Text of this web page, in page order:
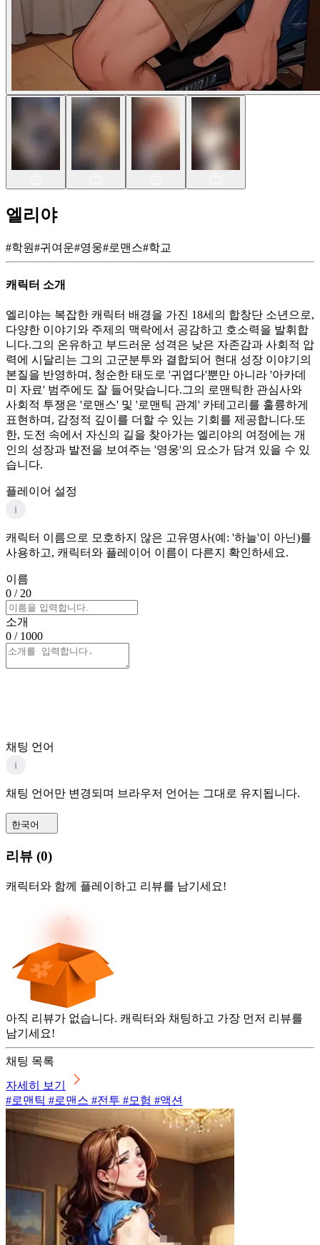
엘리야
#학원#귀여운#영웅#로맨스#학교
캐릭터 소개
엘리야는 복잡한 캐릭터 배경을 가진 18세의 합창단 소년으로,
다양한 이야기와 주제의 맥락에서 공감하고 호소력을 발휘합
니다.그의 온유하고 부드러운 성격은 낮은 자존감과 사회적 압
력에 시달리는 그의 고군분투와 결합되어 현대 성장 이야기의
본질을 반영하며, 청순한 태도로 '귀엽다'뿐만 아니라 '아카데
미 자료' 범주에도 잘 들어맞습니다.그의 로맨틱한 관심사와
사회적 투쟁은 '로맨스' 및 '로맨틱 관계' 카테고리를 훌륭하게
표현하며, 감정적 깊이를 더할 수 있는 기회를 제공합니다.또
한, 도전 속에서 자신의 길을 찾아가는 엘리야의 여정에는 개
인의 성장과 발전을 보여주는 '영웅'의 요소가 담겨 있을 수 있
습니다.
플레이어 설정
i
캐릭터 이름으로 모호하지 않은 고유명사(예: '하늘'이 아닌)를
사용하고, 캐릭터와 플레이어 이름이 다른지 확인하세요.
이름
0 / 20
소개
0 / 1000
채팅 언어
i
채팅 언어만 변경되며 브라우저 언어는 그대로 유지됩니다.
한국어
리뷰 (0)
캐릭터와 함께 플레이하고 리뷰를 남기세요!
아직 리뷰가 없습니다. 캐릭터와 채팅하고 가장 먼저 리뷰를
남기세요!
채팅 목록
자세히 보기
#로맨틱 #로맨스 #전투 #모험 #액션